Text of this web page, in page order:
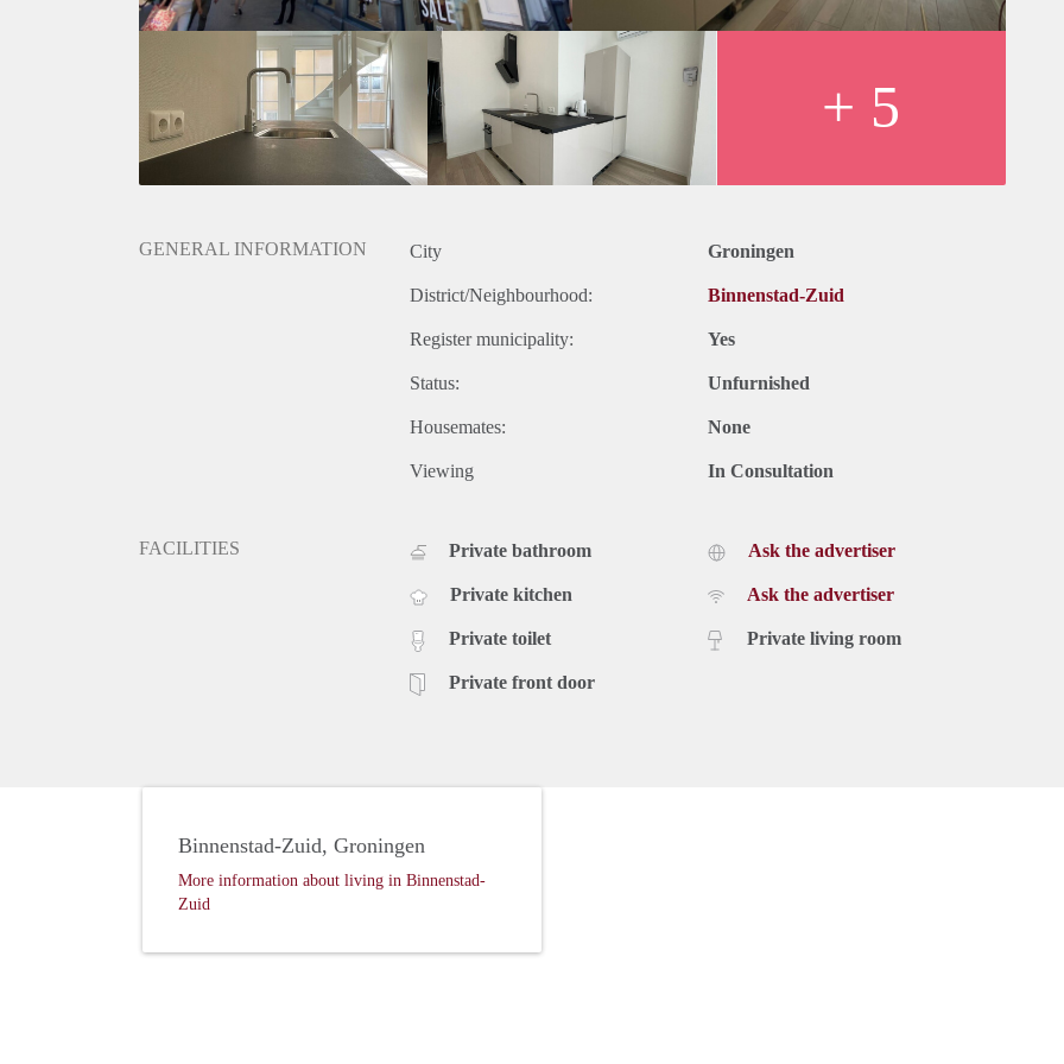
+ 5
GENERAL INFORMATION City Groningen
District/Neighbourhood: Binnenstad-Zuid
Register municipality: Yes
Status: Unfurnished
Housemates: None
Viewing In Consultation
FACILITIES Private bathroom
Private kitchen
Private toilet
Private front door
Ask the advertiser
Ask the advertiser
Private living room
Binnenstad-Zuid, Groningen
More information about living in Binnenstad-
Zuid